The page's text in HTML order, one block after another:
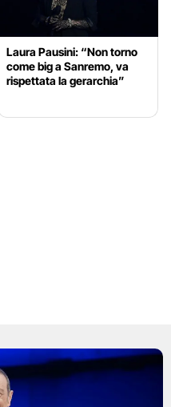
Laura Pausini: “Non torno
come big a Sanremo, va
rispettata la gerarchia”